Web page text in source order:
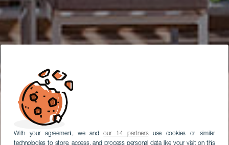
With your agreement, we andour 14 partnersuse cookies or similar
technologies to store, access, and process personal data like your visit on this